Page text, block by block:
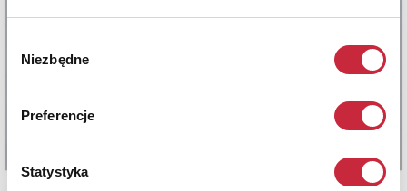
zgody
Niezbędne
Preferencje
Statystyka